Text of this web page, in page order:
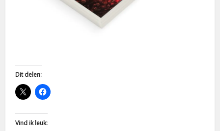
Dit delen:
Vind ik leuk: